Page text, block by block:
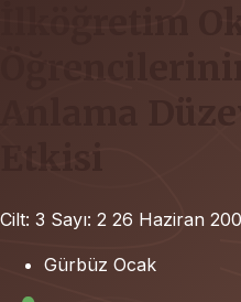
İlköğretim
Anlama
Etkisi
Cilt: 3 Sayı: 2 26 Haziran
Gürbüz Ocak